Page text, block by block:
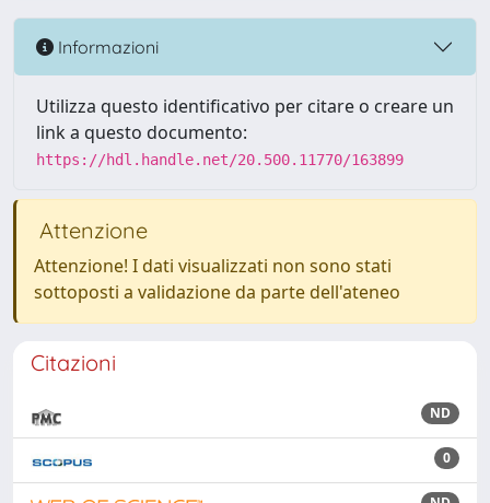
Informazioni
Utilizza questo identificativo per citare o creare un
link a questo documento:
https://hdl.handle.net/20.500.11770/163899
Attenzione
Attenzione! I dati visualizzati non sono stati
sottoposti a validazione da parte dell'ateneo
Citazioni
ND
0